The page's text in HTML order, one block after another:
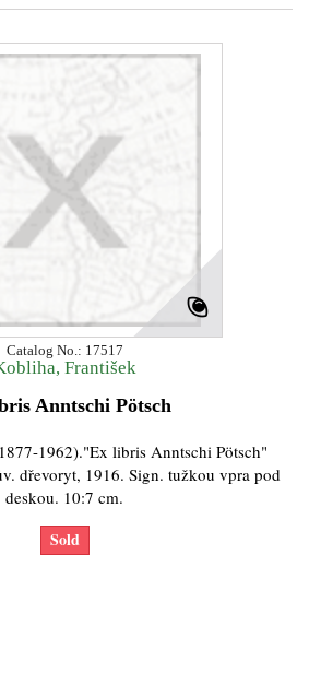
Catalog No.: 17517
František
Anntschi Pötsch
1962)."Ex libris Anntschi Pötsch"
dřevoryt, 1916. Sign. tužkou vpra pod
deskou. 10:7 cm.
Sold